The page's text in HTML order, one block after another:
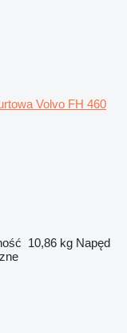
Volvo FH 460
10,86 kg Napęd